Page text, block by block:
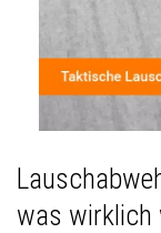
was